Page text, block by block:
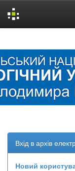
Вхід в архів
Новий